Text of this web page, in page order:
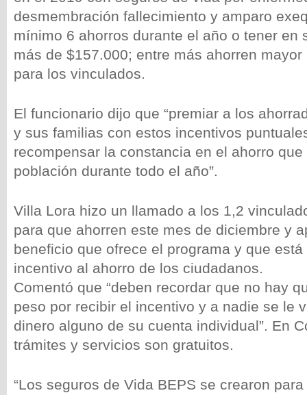
desmembración fallecimiento y amparo
mínimo 6 ahorros durante el año o tener en
más de $157.000; entre más ahorren
para los vinculados.
El funcionario dijo que “premiar a los
y sus familias con estos incentivos
recompensar la constancia en el ahorro
población durante todo el año”.
Villa Lora hizo un llamado a los 1,2
para que ahorren este mes de diciembre y
beneficio que ofrece el programa y que
incentivo al ahorro de los ciudadanos.
Comentó que “deben recordar que no hay
peso por recibir el incentivo y a nadie se le
dinero alguno de su cuenta individual”. En
trámites y servicios son gratuitos.
“Los seguros de Vida BEPS se crearon
wp-